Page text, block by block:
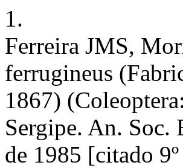
1.
Ferreira JMS,
ferrugineus
1867)
Sergipe. An. Soc.
de 1985 [citado